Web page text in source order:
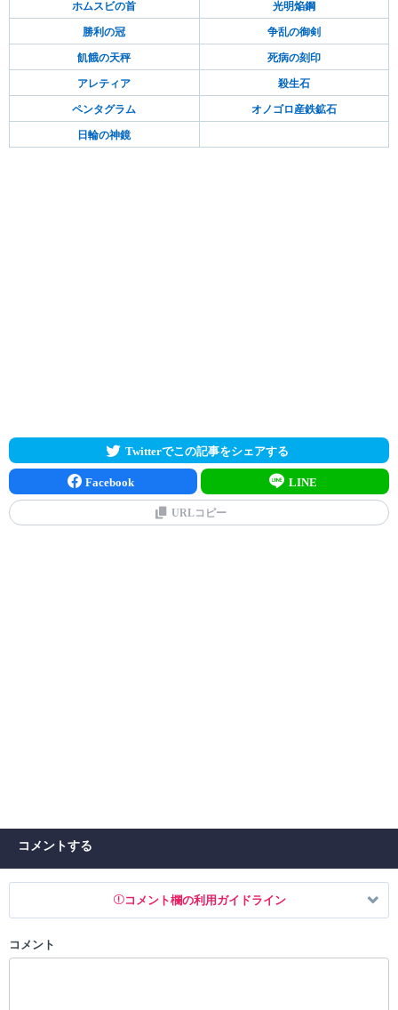
ホムスビの首 光明焔鋼
勝利の冠 争乱の御剣
飢餓の天秤 死病の刻印
アレティア 殺生石
ペンタグラム オノゴロ産鉄鉱石
日輪の神鏡
Twitterでこの記事をシェアする
Facebook LINE
URLコピー
コメントする
コメント欄の利用ガイドライン
以下の書き込みを禁止とし、場合によってはコメント削除や書き込み制
コメント